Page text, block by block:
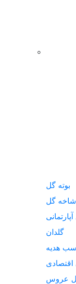
بوته گل
شاخه گل
گلدان
هدیه
عروس